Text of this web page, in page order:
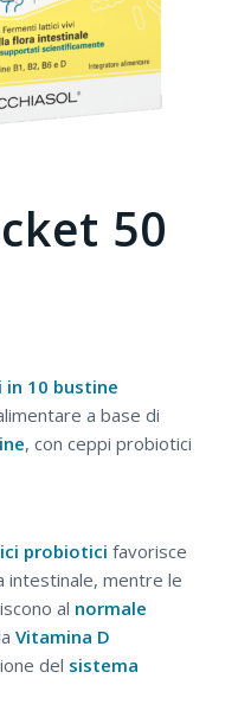
50
in 10 bustine
a base di
, con ceppi probiotici
probiotici favorisce
intestinale, mentre le
al normale
Vitamina D
del sistema